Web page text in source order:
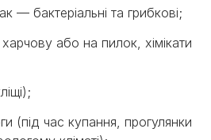
— бактеріальні та грибкові;
або на пилок, хімікати
(під час купання, прогулянки